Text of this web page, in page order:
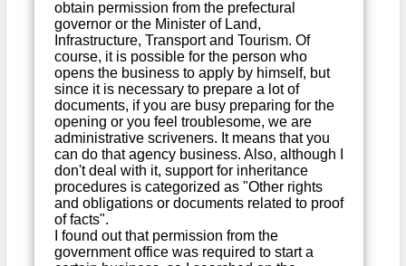
obtain permission from the prefectural
governor or the Minister of Land,
Infrastructure, Transport and Tourism. Of
course, it is possible for the person who
opens the business to apply by himself, but
since it is necessary to prepare a lot of
documents, if you are busy preparing for the
opening or you feel troublesome, we are
administrative scriveners. It means that you
can do that agency business. Also, although I
don't deal with it, support for inheritance
procedures is categorized as "Other rights
and obligations or documents related to proof
of facts".
I found out that permission from the
government office was required to start a